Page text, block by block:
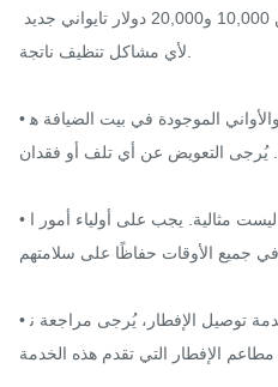
لأي مشاكل تنظيف ناتجة.
• جميع الأثاث والأجهزة والديكورات والأواني الموجودة في بيت الضيافة ه
التعويض عن أي تلف أو فقدان.
• بيئة "بيت الضيافة البسيط والهادئ" ليست مثالية. يجب على أولياء أمور ا
جميع الأوقات حفاظًا على سلامتهم.
• لا يتم تقديم وجبة الإفطار. لطلب خدمة توصيل الإفطار، يُرجى مراجعة ن
الإفطار التي تقدم هذه الخدمة.